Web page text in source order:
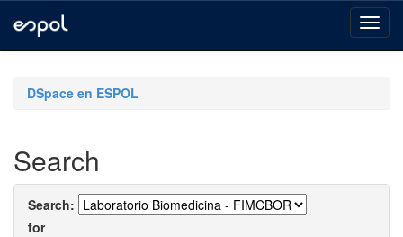
navigationDSpace en ESPOL
Search
Search:
for